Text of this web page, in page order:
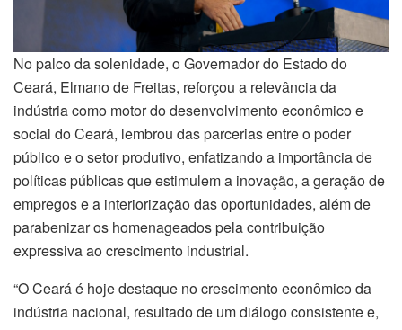
No palco da solenidade, o Governador do Estado do
Ceará, Elmano de Freitas, reforçou a relevância da
indústria como motor do desenvolvimento econômico e
social do Ceará, lembrou das parcerias entre o poder
público e o setor produtivo, enfatizando a importância de
políticas públicas que estimulem a inovação, a geração de
empregos e a interiorização das oportunidades, além de
parabenizar os homenageados pela contribuição
expressiva ao crescimento industrial.
“O Ceará é hoje destaque no crescimento econômico da
indústria nacional, resultado de um diálogo consistente e,